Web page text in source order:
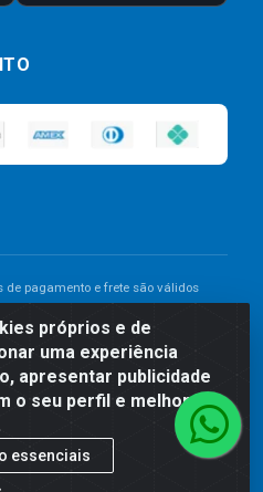
próprios e de
uma experiência
apresentar publicidade
o seu perfil e melhorar a
essenciais
de pagamento e frete são válidos
será válido o preço que for
site no momento do pagamento.
e disponibilidade do estoque.
meramente ilustrativas.
2001 LTDA - Av. Congresso
Carpina - PE - CEP: 55811-
0001-66